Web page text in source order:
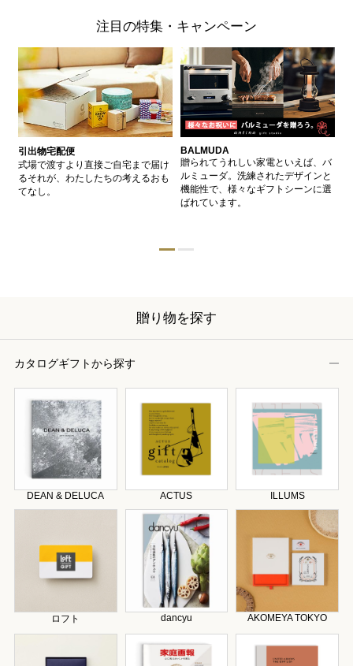
注目の特集・キャンペーン
引出物宅配便
式場で渡すより直接ご自宅まで届け
るそれが、わたしたちの考えるおも
てなし。
BALMUDA
贈られてうれしい家電といえば、バ
ルミューダ。洗練されたデザインと
機能性で、様々なギフトシーンに選
ばれています。
贈り物を探す
カタログギフトから探す
DEAN & DELUCA ACTUS ILLUMS
ロフト dancyu AKOMEYA TOKYO